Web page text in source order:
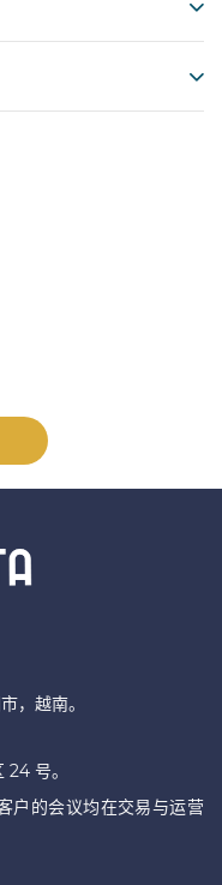
，越南。
号。
户的会议均在交易与运营